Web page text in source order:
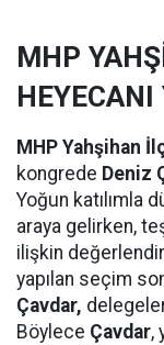
MHP
HEYECANI
MHP Yahşihan
kongrede Deniz
Yoğun katılımla
araya gelirken,
ilişkin
yapılan seçim
Çavdar,
Böylece Çavdar,